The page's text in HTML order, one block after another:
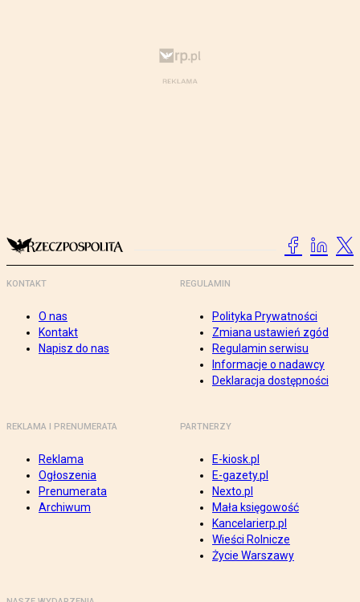
KONTAKT
O nas
Kontakt
Napisz do nas
REGULAMIN
Polityka Prywatności
Zmiana ustawień zgód
Regulamin serwisu
Informacje o nadawcy
Deklaracja dostępności
REKLAMA I PRENUMERATA
Reklama
Ogłoszenia
Prenumerata
Archiwum
PARTNERZY
E-kiosk.pl
E-gazety.pl
Nexto.pl
Mała księgowość
Kancelarierp.pl
Wieści Rolnicze
Życie Warszawy